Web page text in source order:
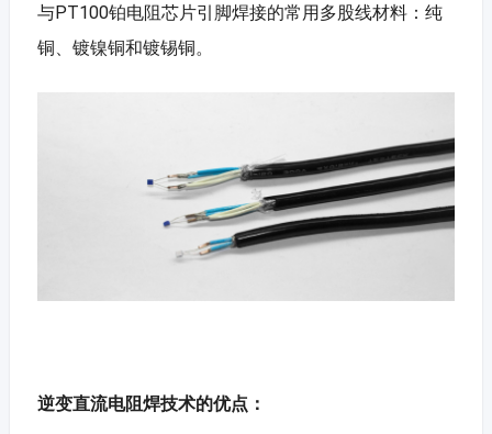
与PT100铂电阻芯片引脚焊接的常用多股线材料：纯
铜、镀镍铜和镀锡铜。
逆变直流电阻焊技术的优点：